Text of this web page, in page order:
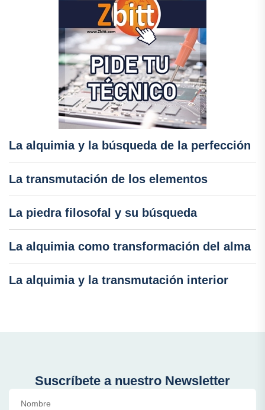
La alquimia y la búsqueda de la perfección
La transmutación de los elementos
La piedra filosofal y su búsqueda
La alquimia como transformación del alma
La alquimia y la transmutación interior
Suscríbete a nuestro Newsletter